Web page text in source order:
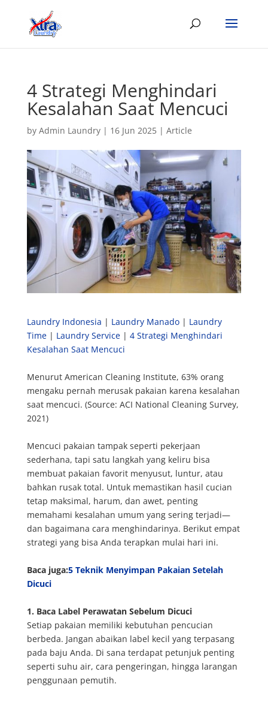
4 Strategi Menghindari
Kesalahan Saat Mencuci
by Admin Laundry| 16 Jun 2025| Article
Laundry Indonesia | Laundry Manado| Laundry
Time| Laundry Service| 4 Strategi Menghindari
Kesalahan Saat Mencuci
Menurut American Cleaning Institute, 63% orang
mengaku pernah merusak pakaian karena kesalahan
saat mencuci. (Source: ACI National Cleaning Survey,
2021)
Mencuci pakaian tampak seperti pekerjaan
sederhana, tapi satu langkah yang keliru bisa
membuat pakaian favorit menyusut, luntur, atau
bahkan rusak total. Untuk memastikan hasil cucian
tetap maksimal, harum, dan awet, penting
memahami kesalahan umum yang sering terjadi—
dan bagaimana cara menghindarinya. Berikut empat
strategi yang bisa Anda terapkan mulai hari ini.
Baca juga:5 Teknik Menyimpan Pakaian Setelah
Dicuci
1. Baca Label Perawatan Sebelum Dicuci
Setiap pakaian memiliki kebutuhan pencucian
berbeda. Jangan abaikan label kecil yang terpasang
pada baju Anda. Di sana terdapat petunjuk penting
seperti suhu air, cara pengeringan, hingga larangan
penggunaan pemutih.